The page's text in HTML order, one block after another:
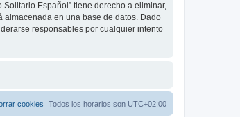
Español” tiene derecho a eliminar,
almacenada en una base de datos. Dado
responsables por cualquier intento
Todos los horarios son UTC+02:00
cookies